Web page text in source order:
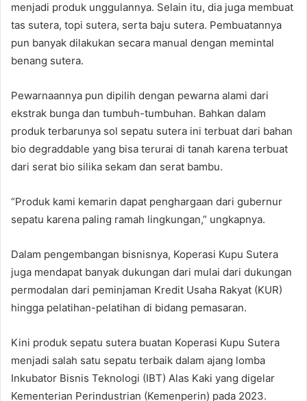
menjadi produk unggulannya. Selain itu, dia juga membuat
tas sutera, topi sutera, serta baju sutera. Pembuatannya
pun banyak dilakukan secara manual dengan memintal
benang sutera.
Pewarnaannya pun dipilih dengan pewarna alami dari
ekstrak bunga dan tumbuh-tumbuhan. Bahkan dalam
produk terbarunya sol sepatu sutera ini terbuat dari bahan
bio degraddable yang bisa terurai di tanah karena terbuat
dari serat bio silika sekam dan serat bambu.
“Produk kami kemarin dapat penghargaan dari gubernur
sepatu karena paling ramah lingkungan,” ungkapnya.
Dalam pengembangan bisnisnya, Koperasi Kupu Sutera
juga mendapat banyak dukungan dari mulai dari dukungan
permodalan dari peminjaman Kredit Usaha Rakyat (KUR)
hingga pelatihan-pelatihan di bidang pemasaran.
Kini produk sepatu sutera buatan Koperasi Kupu Sutera
menjadi salah satu sepatu terbaik dalam ajang lomba
Inkubator Bisnis Teknologi (IBT) Alas Kaki yang digelar
Kementerian Perindustrian (Kemenperin) pada 2023.